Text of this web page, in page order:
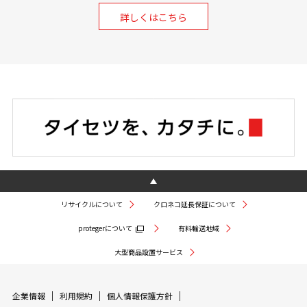
詳しくはこちら
リサイクルについて クロネコ延長保証について
protegerについて 有料輸送地域
大型商品設置サービス
企業情報 利用規約
個人情報保護方針